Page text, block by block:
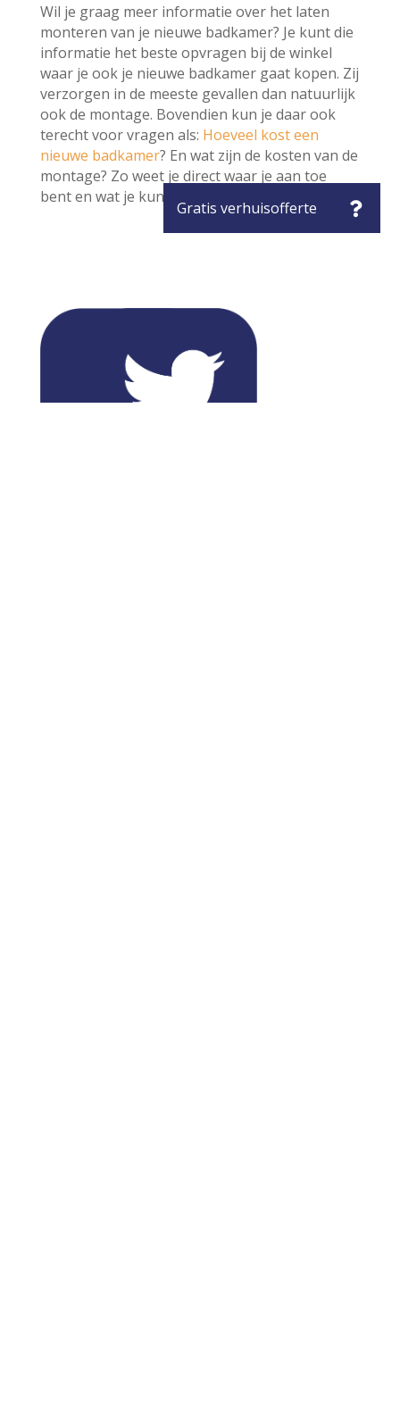
Wil je graag meer informatie over het laten
monteren van je nieuwe badkamer? Je kunt die
informatie het beste opvragen bij de winkel
waar je ook je nieuwe badkamer gaat kopen. Zij
verzorgen in de meeste gevallen dan natuurlijk
ook de montage. Bovendien kun je daar ook
terecht voor vragen als: Hoeveel kost een
nieuwe badkamer? En wat zijn de kosten van de
montage? Zo weet je direct waar je aan toe
bent en wat je kunt verwachten!